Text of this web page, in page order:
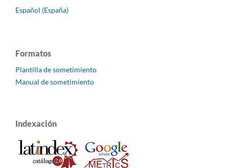
Español (España)
Formatos
Plantilla de sometimiento
Manual de sometimiento
Indexación